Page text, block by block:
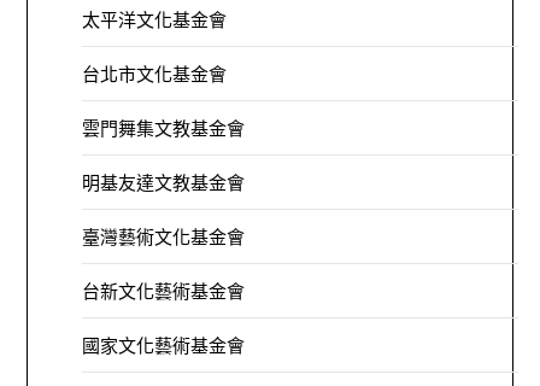
太平洋文化基金會
台北市文化基金會
雲門舞集文教基金會
明基友達文教基金會
臺灣藝術文化基金會
台新文化藝術基金會
國家文化藝術基金會